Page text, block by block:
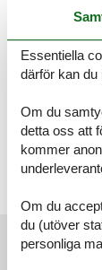
- Schlafzimmer
- Schlafzimmer
Bettwäsche ist
-
inklusive
- Bad mit
und
sind inklusive
Essentiella
därför kan du
Om du
detta oss att
kommer
Om du
du (utöver
personliga